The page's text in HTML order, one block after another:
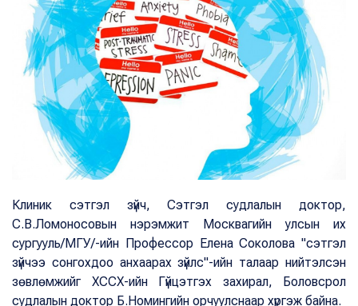
Клиник сэтгэл зүйч, Сэтгэл судлалын доктор,
С.В.Ломоносовын нэрэмжит Москвагийн улсын их
сургууль/МГУ/-ийн Профессор Елена Соколова "сэтгэл
зүйчээ сонгохдоо анхаарах зүйлс"-ийн талаар нийтэлсэн
зөвлөмжийг ХССХ-ийн Гүйцэтгэх захирал, Боловсрол
судлалын доктор Б.Номингийн орчуулснаар хүргэж байна.